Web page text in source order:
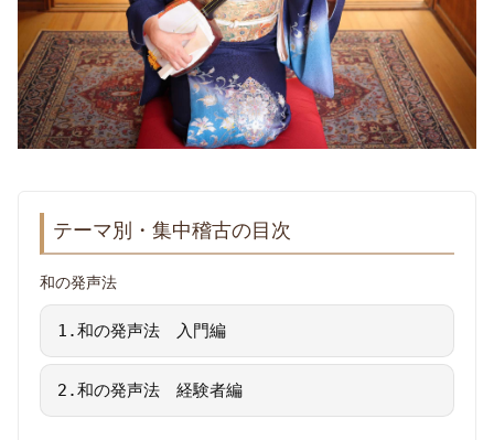
テーマ別・集中稽古の目次
和の発声法
1.和の発声法 入門編
2.和の発声法 経験者編